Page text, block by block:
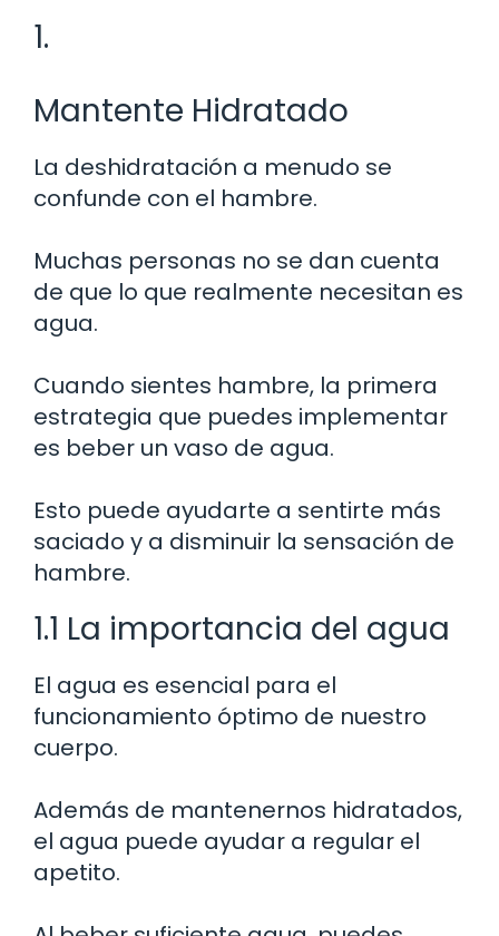
1.
Mantente Hidratado
La deshidratación a menudo se
confunde con el hambre.
Muchas personas no se dan cuenta
de que lo que realmente necesitan es
agua.
Cuando sientes hambre, la primera
estrategia que puedes implementar
es beber un vaso de agua.
Esto puede ayudarte a sentirte más
saciado y a disminuir la sensación de
hambre.
1.1 La importancia del agua
El agua es esencial para el
funcionamiento óptimo de nuestro
cuerpo.
Además de mantenernos hidratados,
el agua puede ayudar a regular el
apetito.